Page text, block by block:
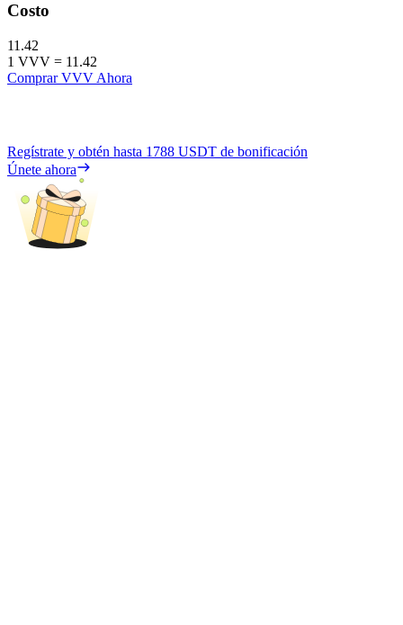
Costo
11.42
1 VVV = 11.42
Comprar VVV Ahora
Regístrate y obtén hasta 1788 USDT de bonificación
Únete ahora